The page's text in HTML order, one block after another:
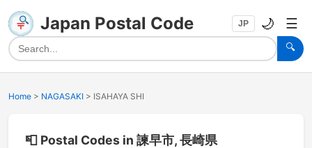
Japan Postal Code
🔍
JP 🌙 ☰
Home > NAGASAKI > ISAHAYA SHI
📮 Postal Codes in 諫早市, 長崎県